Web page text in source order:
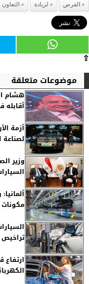
الفرص
لزيادة التعاون
⇧
موضوعات متعلقة
هشام
أقابله
أزمة
لصناعة
وزير
مكونات
تراخيص